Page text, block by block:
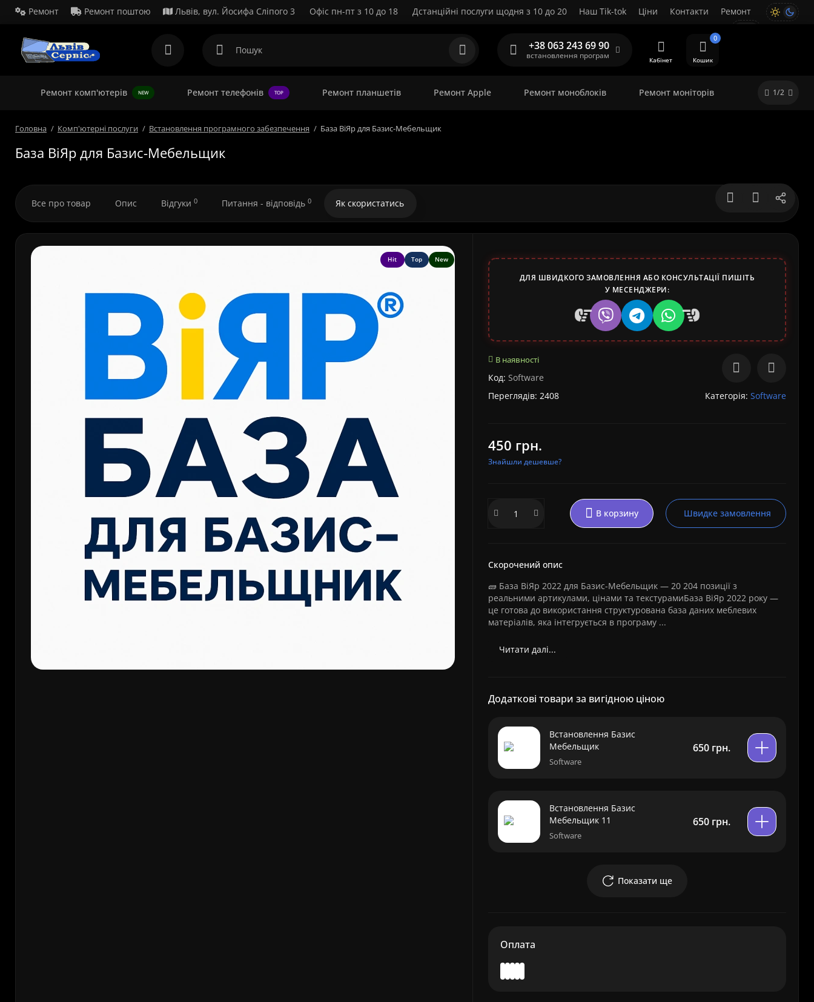
Ремонт Ремонт поштою Львів, вул. Йосифа Сліпого 3 Офіс пн-пт з 10 до 18 Дстанційні послуги щодня з 10 до 20 Наш Tik-tok Ціни Контакти Ремонт
+38 063 243 69 90
встановлення програм Кабінет
0
Кошик
Ремонт комп'ютерів NEW Ремонт телефонів TOP Ремонт планшетів Ремонт Apple Ремонт моноблоків Ремонт моніторів 1/2
Головна Комп'ютерні послуги Встановлення програмного забезпечення База ВіЯр для Базис-Мебельщик
База ВіЯр для Базис-Мебельщик
Все про товар Опис Відгуки 0 Питання - відповідь 0 Як скористатись
Hit Top New
ДЛЯ ШВИДКОГО ЗАМОВЛЕННЯ АБО КОНСУЛЬТАЦІЇ ПИШІТЬ
У МЕСЕНДЖЕРИ:
В наявності
Код: Software
Переглядів: 2408
Категорія: Software
450 грн.
Знайшли дешевше?
В корзину Швидке замовлення
Скорочений опис
🧱 База ВіЯр 2022 для Базис-Мебельщик — 20 204 позиції з
реальними артикулами, цінами та текстурамиБаза ВіЯр 2022 року —
це готова до використання структурована база даних меблевих
матеріалів, яка інтегрується в програму ...
Читати далі...
Додаткові товари за вигідною ціною
Встановлення Базис
Мебельщик
Software
650 грн.
Встановлення Базис
Мебельщик 11
Software
650 грн.
Показати ще
Оплата